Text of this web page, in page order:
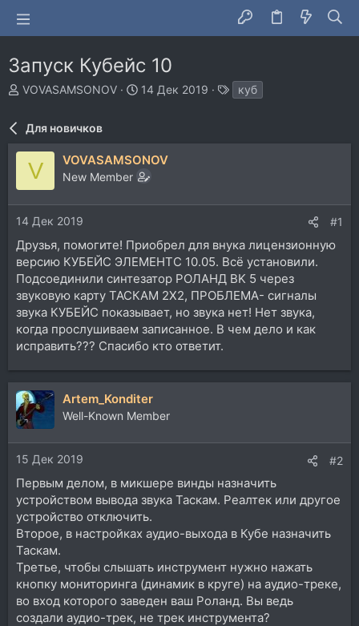
Запуск Кубейс 10
А
о
р
м
ы
VOVASAMSONOV
Д
а
ч
л
14 Дек 2019
е
куб
Для новичков
V VOVASAMSONOV
New Member
14 Дек 2019 #1
Друзья, помогите! Приобрел для внука лицензионную
версию КУБЕЙС ЭЛЕМЕНТС 10.05. Всё установили.
Подсоединили синтезатор РОЛАНД BK 5 через
звуковую карту ТАСКАМ 2Х2, ПРОБЛЕМА- сигналы
звука КУБЕЙС показывает, но звука нет! Нет звука,
когда прослушиваем записанное. В чем дело и как
исправить??? Спасибо кто ответит.
Artem_Konditer
Well-Known Member
15 Дек 2019 #2
Первым делом, в микшере винды назначить
устройством вывода звука Таскам. Реалтек или другое
устройство отключить.
Второе, в настройках аудио-выхода в Кубе назначить
Таскам.
Третье, чтобы слышать инструмент нужно нажать
кнопку мониторинга (динамик в круге) на аудио-треке,
во вход которого заведен ваш Роланд. Вы ведь
создали аудио-трек, не трек инструмента?